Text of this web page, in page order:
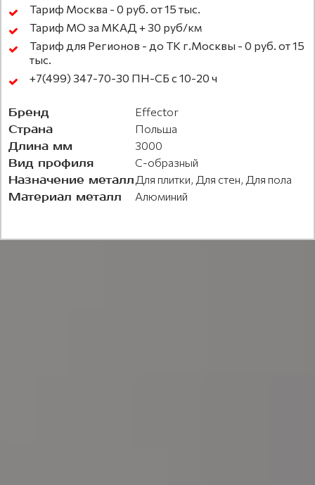
Тариф Москва - 0 руб. от 15 тыс.
Тариф МО за МКАД + 30 руб/км
Тариф для Регионов - до ТК г.Москвы - 0 руб. от 15
тыс.
+7(499) 347-70-30 ПН-СБ с 10-20 ч
Бренд Effector
Страна Польша
Длина мм 3000
Вид профиля С-образный
Назначение металл Для плитки, Для стен, Для пола
Материал металл Алюминий